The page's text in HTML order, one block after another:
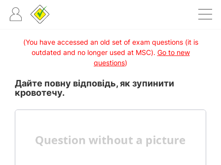
(You have accessed an old set of exam questions (it is
outdated and no longer used at MSC). Go to new
questions)
Дайте повну відповідь, як зупинити
кровотечу.